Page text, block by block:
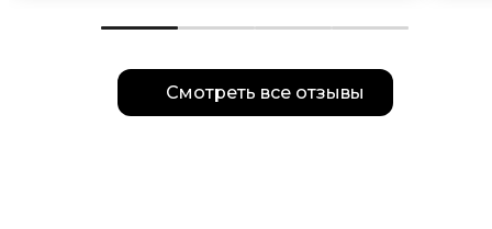
Смотреть все отзывы